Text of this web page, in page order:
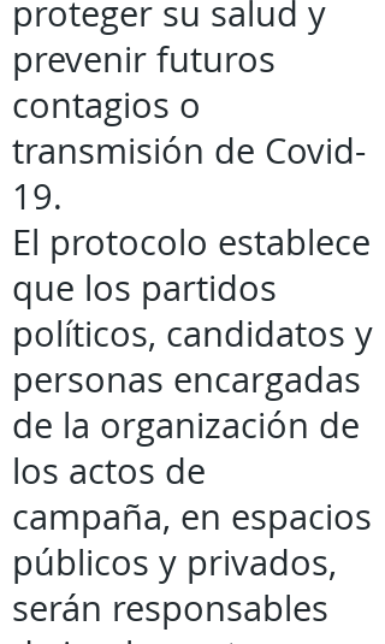
proteger su salud y
prevenir futuros
contagios o
transmisión de Covid-
19.
El protocolo establece
que los partidos
políticos, candidatos y
personas encargadas
de la organización de
los actos de
campaña, en espacios
públicos y privados,
serán responsables